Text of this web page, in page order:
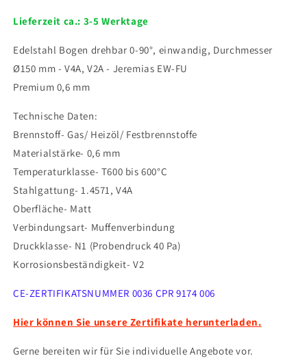
drehbar
90°
-
mm
0,6
mm
-
V4A,
V2A
-
Abgasrohr
Sanierung
FU
Jeremias
drehbar
90°
-
0,6
mm
-
V4A,
V2A
-
Sanierung
FU
Jeremias
Lieferzeit ca.: 3-5 Werktage
Edelstahl Bogen drehbar 0-90°, einwandig, Durchmesser
Ø150 mm - V4A, V2A - Jeremias EW-FU
Premium 0,6 mm
Technische Daten:
Brennstoff- Gas/ Heizöl/ Festbrennstoffe
Materialstärke- 0,6 mm
Temperaturklasse- T600 bis 600°C
Stahlgattung- 1.4571, V4A
Oberfläche- Matt
Verbindungsart- Muffenverbindung
Druckklasse- N1 (Probendruck 40 Pa)
Korrosionsbeständigkeit- V2
CE-ZERTIFIKATSNUMMER 0036 CPR 9174 006
Hier können Sie unsere Zertifikate herunterladen.
Gerne bereiten wir für Sie individuelle Angebote vor.